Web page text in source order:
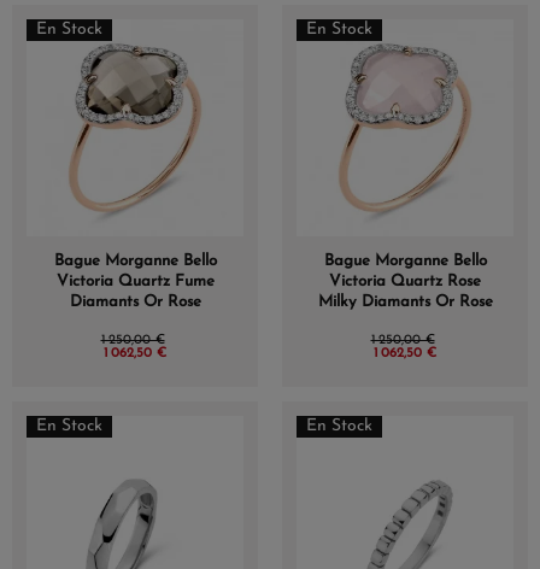
En Stock
Bague Morganne Bello
Victoria Quartz Fume
Diamants Or Rose
1 250,00 €
1 062,50 €
En Stock
Bague Morganne Bello
Victoria Quartz Rose
Milky Diamants Or Rose
1 250,00 €
1 062,50 €
En Stock En Stock